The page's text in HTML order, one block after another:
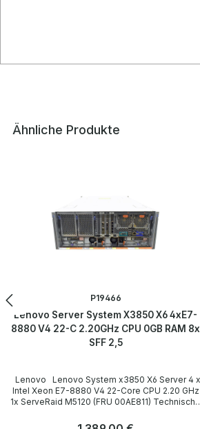
Ähnliche Produkte
P19466
Lenovo Server System X3850 X6 4xE7-
8880 V4 22-C 2.20GHz CPU 0GB RAM 8x
SFF 2,5
Intel Xeon E7-8880 V4 22-Core CPU 2.20 GHz
1x ServeRaid M5120 (FRU 00AE811) Technische
Machine Typ - Model 3837-AC1 Gehäuse RackRegulärer Preis: